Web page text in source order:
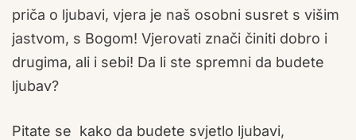
priča o ljubavi, vjera je naš osobni susret s višim
jastvom, s Bogom! Vjerovati znači činiti dobro i
drugima, ali i sebi! Da li ste spremni da budete
ljubav?
Pitate se kako da budete svjetlo ljubavi,